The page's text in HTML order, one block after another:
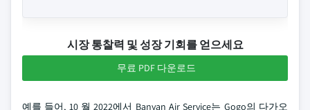
시장 통찰력 및 성장 기회를 얻으세요
무료 PDF 다운로드
예를 들어, 10 월 2022에서 Banyan Air Service는 Gogo의 다가오